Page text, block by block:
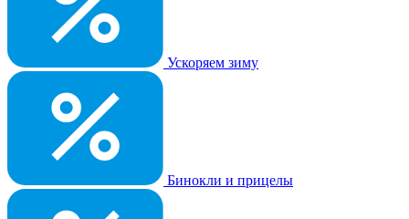
Ускоряем зиму
Бинокли и прицелы